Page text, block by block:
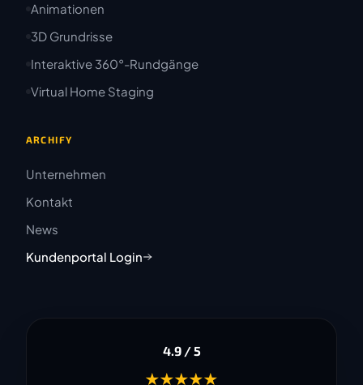
Animationen
3D Grundrisse
Interaktive 360°-Rundgänge
Virtual Home Staging
ARCHIFY
Unternehmen
Kontakt
News
Kundenportal Login
4.9 / 5
★★★★★